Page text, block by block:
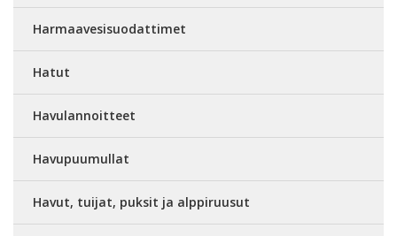
Harmaavesisuodattimet
Hatut
Havulannoitteet
Havupuumullat
Havut, tuijat, puksit ja alppiruusut